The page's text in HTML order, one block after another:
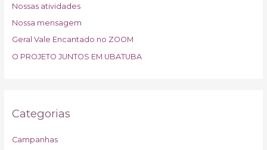
Nossas atividades
Nossa mensagem
Geral Vale Encantado no ZOOM
O PROJETO JUNTOS EM UBATUBA
Categorias
Campanhas